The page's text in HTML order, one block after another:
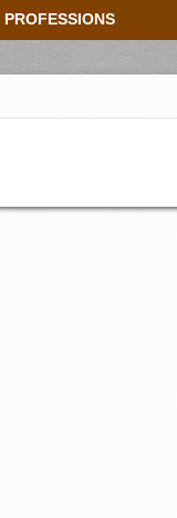
PROFESSIONS